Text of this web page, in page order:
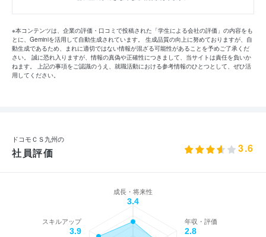
※本コンテンツは、企業の評価・口コミで投稿された「学生による会社の評価」の内容をも
とに、Geminiを活用して自動生成されています。 生成品質の向上に努めておりますが、自
動生成であるため、まれに適切ではない情報が混ざる可能性があることを予めご了承くだ
さい。 誠に恐れ入りますが、情報の真偽や正確性につきまして、当サイトは責任を負いか
ねます。 上記の事項をご認識のうえ、就職活動における参考情報のひとつとして、ぜひ活
用してください。
ドコモＣＳ九州の
社員評価 3.6
成長・将来性
3.4
年収・評価
2.8
スキルアップ
3.9